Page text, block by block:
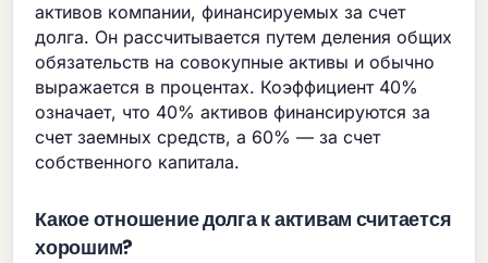
активов компании, финансируемых за счет
долга. Он рассчитывается путем деления общих
обязательств на совокупные активы и обычно
выражается в процентах. Коэффициент 40%
означает, что 40% активов финансируются за
счет заемных средств, а 60% — за счет
собственного капитала.
Какое отношение долга к активам считается
хорошим?